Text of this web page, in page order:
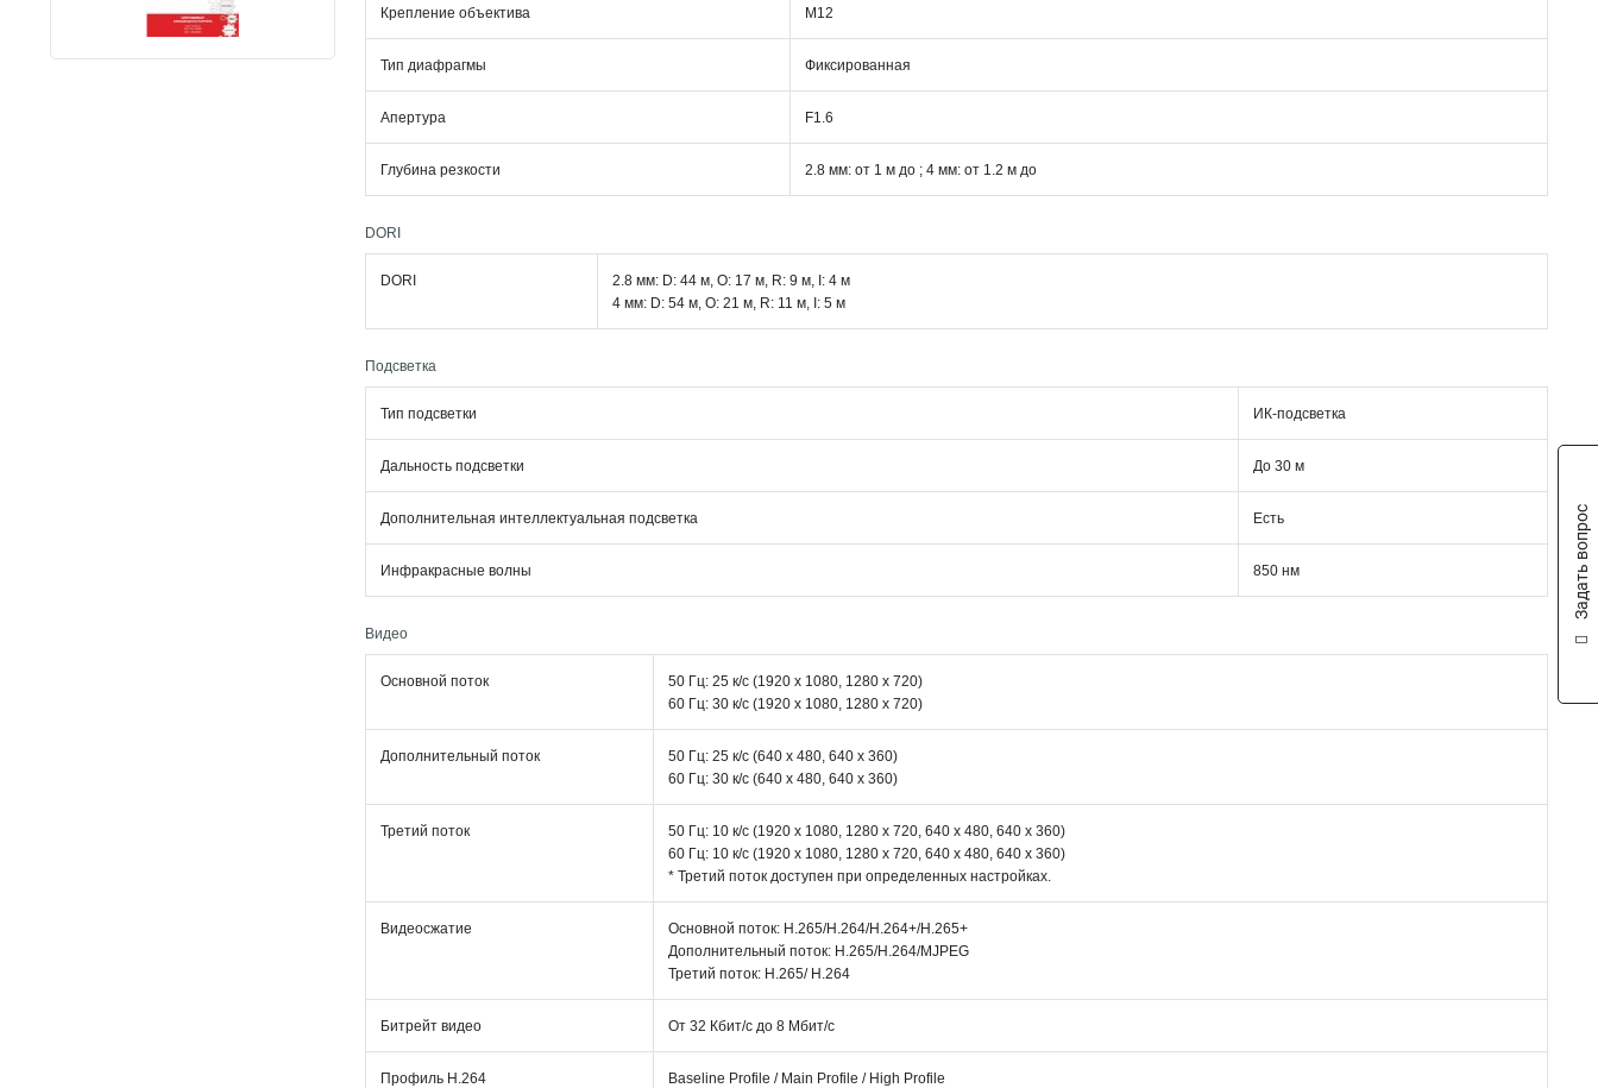
Крепление объектива M12
Тип диафрагмы Фиксированная
Апертура F1.6
Глубина резкости 2.8 мм: от 1 м до ; 4 мм: от 1.2 м до
DORI
DORI
2.8 мм: D: 44 м, O: 17 м, R: 9 м, I: 4 м
4 мм: D: 54 м, O: 21 м, R: 11 м, I: 5 м
Подсветка
Тип подсветки ИК-подсветка
Дальность подсветки До 30 м
Дополнительная интеллектуальная подсветка Есть
Инфракрасные волны 850 нм
Видео
Основной поток
50 Гц: 25 к/с (1920 x 1080, 1280 x 720)
60 Гц: 30 к/с (1920 x 1080, 1280 x 720)
Дополнительный поток
50 Гц: 25 к/с (640 x 480, 640 x 360)
60 Гц: 30 к/с (640 x 480, 640 x 360)
Третий поток
50 Гц: 10 к/с (1920 x 1080, 1280 x 720, 640 x 480, 640 x 360)
60 Гц: 10 к/с (1920 x 1080, 1280 x 720, 640 x 480, 640 x 360)
* Третий поток доступен при определенных настройках.
Видеосжатие
Основной поток: H.265/H.264/H.264+/H.265+
Дополнительный поток: H.265/H.264/MJPEG
Третий поток: H.265/ H.264
Битрейт видео От 32 Кбит/с до 8 Мбит/с
Профиль H.264 Baseline Profile / Main Profile / High Profile
Задать вопрос